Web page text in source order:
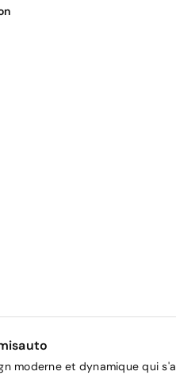
moderne et dynamique qui